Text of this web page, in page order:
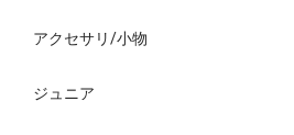
アクセサリ/小物
ジュニア